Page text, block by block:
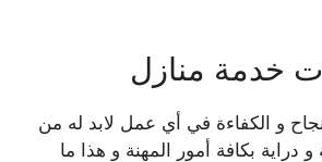
خدمة منازل
و الكفاءة في أي عمل لابد له من
دراية بكافة أمور المهنة و هذا ما